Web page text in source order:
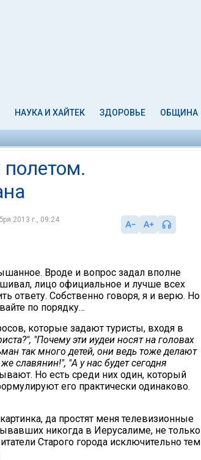
НАУКА И ХАЙТЕК ЗДОРОВЬЕ ОБЩИНА
2013 г., 09:24
Вроде и вопрос задал вполне
лицо официальное и лучше всех
ответу. Собственно говоря, я и верю. Но
по порядку…
которые задают туристы, входя в
"Почему эти иудеи носят на головах
так много детей, они ведь тоже делают
славянин!", "А у нас будет сегодня
Но есть среди них один, который
его практически одинаково.
да простят меня телевизионные
никогда в Иерусалиме, не только
Старого города исключительно тем